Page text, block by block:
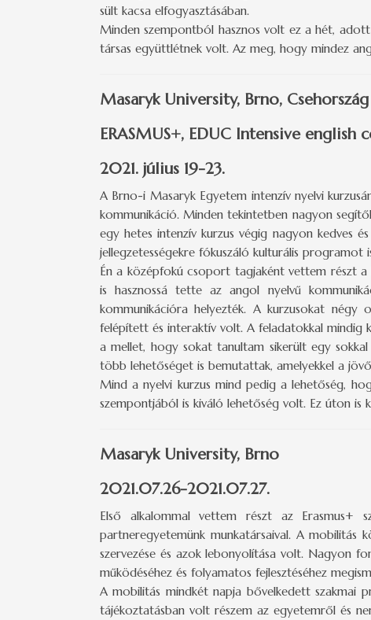
sült kacsa elfogyasztásában.
Minden szempontból hasznos volt ez a hét,
társas együttlétnek volt. Az meg, hogy mindez
Masaryk University, Brno, Csehország
ERASMUS+, EDUC Intensive english
2021. július 19-23.
A Brno-i Masaryk Egyetem intenzív nyelvi
kommunikáció. Minden tekintetben nagyon
egy hetes intenzív kurzus végig nagyon kedves
jellegzetességekre fókuszáló kulturális programot
Én a középfokú csoport tagjaként vettem részt
is hasznossá tette az angol nyelvű
kommunikációra helyezték. A kurzusokat
felépített és interaktív volt. A feladatokkal mindig
a mellet, hogy sokat tanultam sikerült egy
több lehetőséget is bemutattak, amelyekkel a
Mind a nyelvi kurzus mind pedig a lehetőség,
szempontjából is kiváló lehetőség volt. Ez úton is
Masaryk University, Brno
2021.07.26-2021.07.27.
Első alkalommal vettem részt az Erasmus+
partneregyetemünk munkatársaival. A
szervezése és azok lebonyolítása volt. Nagyon
működéséhez és folyamatos fejlesztéséhez
A mobilitás mindkét napja bővelkedett szakmai
tájékoztatásban volt részem az egyetemről és